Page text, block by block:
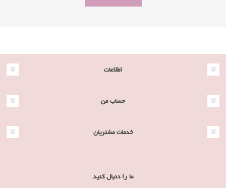
اطلاعات
حساب من
خدمات مشتریان
ما را دنبال کنید